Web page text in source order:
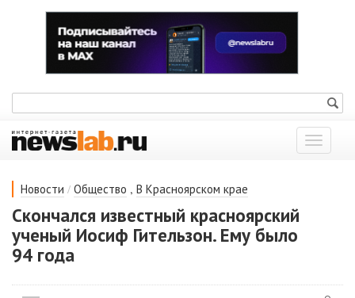
Показать
меню
Новости / Общество , В Красноярском крае
Скончался известный красноярский
ученый Иосиф Гительзон. Ему было
94 года